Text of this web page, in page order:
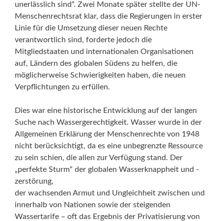
unerlässlich sind“. Zwei Monate später stellte der UN-
Menschenrechtsrat klar, dass die Regierungen in erster
Linie für die Umsetzung dieser neuen Rechte
verantwortlich sind, forderte jedoch die
Mitgliedstaaten und internationalen Organisationen
auf, Ländern des globalen Südens zu helfen, die
möglicherweise Schwierigkeiten haben, die neuen
Verpflichtungen zu erfüllen.
Dies war eine historische Entwicklung auf der langen
Suche nach Wassergerechtigkeit. Wasser wurde in der
Allgemeinen Erklärung der Menschenrechte von 1948
nicht berücksichtigt, da es eine unbegrenzte Ressource
zu sein schien, die allen zur Verfügung stand. Der
„perfekte Sturm“ der globalen Wasserknappheit und -
zerstörung,
der wachsenden Armut und Ungleichheit zwischen und
innerhalb von Nationen sowie der steigenden
Wassertarife – oft das Ergebnis der Privatisierung von